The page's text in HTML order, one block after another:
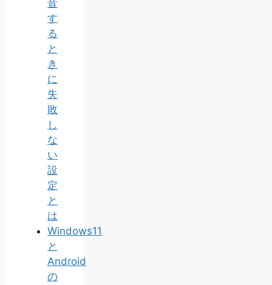
音
す
る
と
き
に
失
敗
し
な
い
設
定
と
は
Windows11
と
Android
の